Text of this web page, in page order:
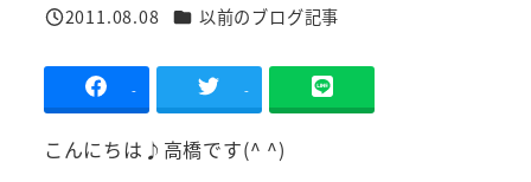
投稿日
2011.08.08 カテゴリー
以前のブログ記事
- -
こんにちは♪高橋です(^ ^)